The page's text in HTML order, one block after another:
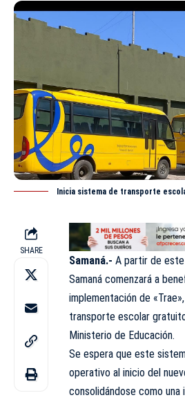
Inicia sistema de transporte
SHARE
Samaná.- A partir de
Samaná comenzará a
implementación de
transporte escolar
Ministerio de Educación.
Se espera que este
operativo al inicio del
consolidándose como una